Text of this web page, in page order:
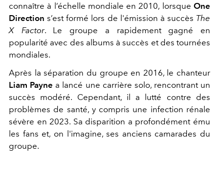
connaître à l’échelle mondiale en 2010, lorsque One
Direction s’est formé lors de l'émission à succès The
X Factor. Le groupe a rapidement gagné en
popularité avec des albums à succès et des tournées
mondiales.
Après la séparation du groupe en 2016, le chanteur
Liam Payne a lancé une carrière solo, rencontrant un
succès modéré. Cependant, il a lutté contre des
problèmes de santé, y compris une infection rénale
sévère en 2023. Sa disparition a profondément ému
les fans et, on l'imagine, ses anciens camarades du
groupe.